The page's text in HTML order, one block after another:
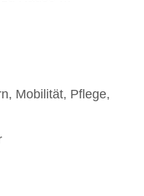
, Mobilität, Pflege,